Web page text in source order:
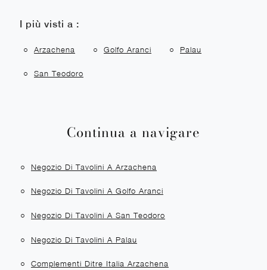
I più visti a :
Arzachena Golfo Aranci Palau
San Teodoro
Continua a navigare
Negozio Di Tavolini A Arzachena
Negozio Di Tavolini A Golfo Aranci
Negozio Di Tavolini A San Teodoro
Negozio Di Tavolini A Palau
Complementi Ditre Italia Arzachena